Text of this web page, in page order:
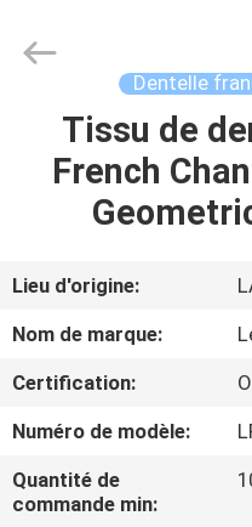
APERÇU
PRODUITS
A
PROPOS
DE
VISITE
Textiles
Dentelle
Tissu de
French
Lieu d'origine:
Nom de marque:
Certification:
Numéro de modèle:
Quantité de
commande min: